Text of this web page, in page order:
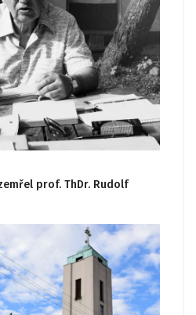
prof. ThDr. Rudolf